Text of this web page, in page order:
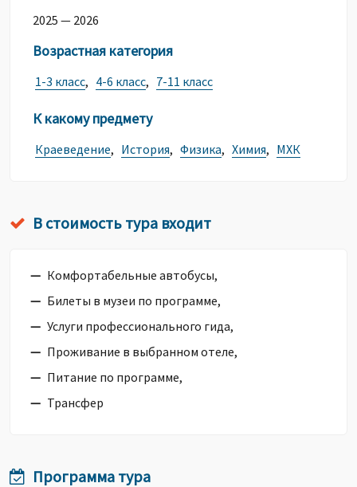
2025 — 2026
Возрастная категория
1-3 класс, 4-6 класс, 7-11 класс
К какому предмету
Краеведение, История, Физика, Химия, МХК
В стоимость тура входит
Комфортабельные автобусы,
Билеты в музеи по программе,
Услуги профессионального гида,
Проживание в выбранном отеле,
Питание по программе,
Трансфер
Программа тура